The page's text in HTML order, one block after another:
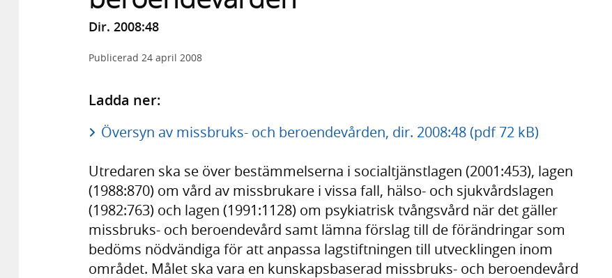
Dir. 2008:48
Publicerad 24 april 2008
Ladda ner:
Översyn av missbruks- och beroendevården, dir. 2008:48 (pdf 72 kB)
Utredaren ska se över bestämmelserna i socialtjänstlagen (2001:453), lagen
(1988:870) om vård av missbrukare i vissa fall, hälso- och sjukvårdslagen
(1982:763) och lagen (1991:1128) om psykiatrisk tvångsvård när det gäller
missbruks- och beroendevård samt lämna förslag till de förändringar som
bedöms nödvändiga för att anpassa lagstiftningen till utvecklingen inom
området. Målet ska vara en kunskapsbaserad missbruks- och beroendevård